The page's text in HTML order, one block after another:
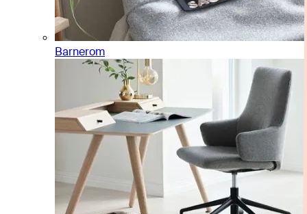
Barnerom